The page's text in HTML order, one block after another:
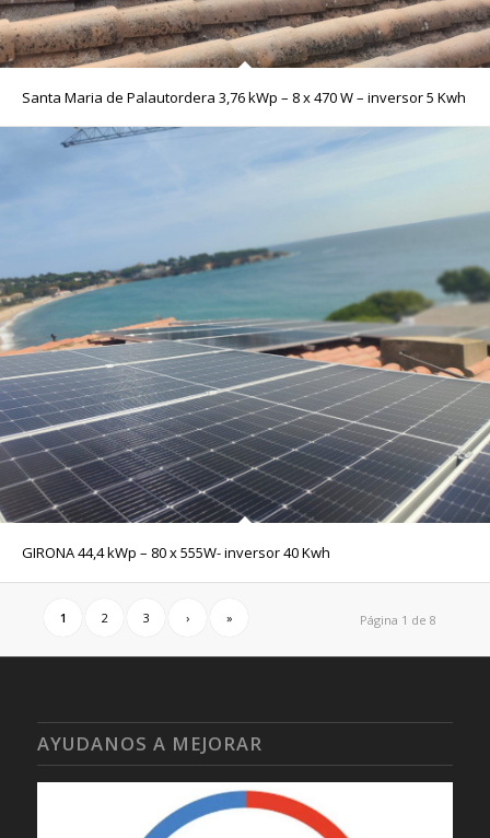
Santa Maria de Palautordera 3,76 kWp – 8 x 470 W – inversor 5 Kwh
GIRONA 44,4 kWp – 80 x 555W- inversor 40 Kwh
Página 1 de 8
1 2 3 › »
AYUDANOS A MEJORAR